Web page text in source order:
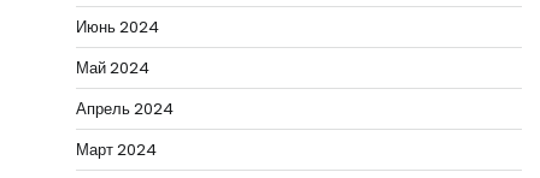
Июнь 2024
Май 2024
Апрель 2024
Март 2024